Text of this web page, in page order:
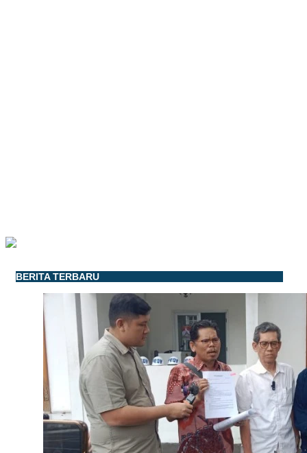
BERITA TERBARU